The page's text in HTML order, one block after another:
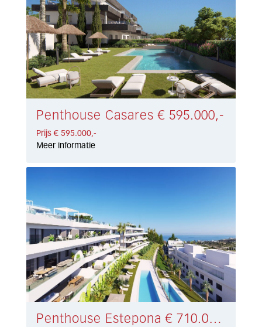
Penthouse Casares € 595.000,-
Prijs € 595.000,-
Meer informatie
Penthouse Estepona € 710.000,-